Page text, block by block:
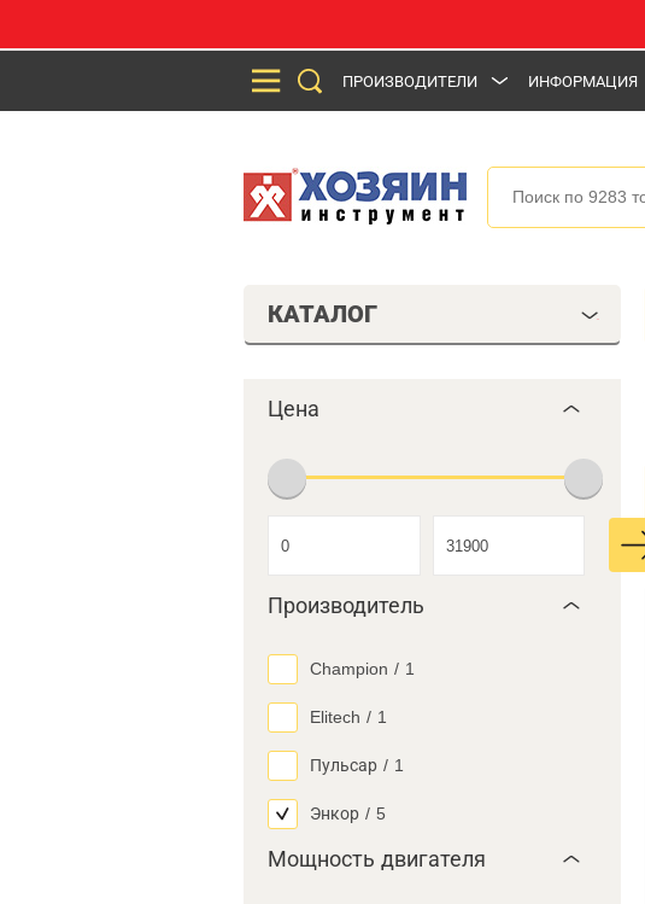
ПРОИЗВОДИТЕЛИ ИНФОРМАЦИЯ
КАТАЛОГ
Цена
Производитель
Champion / 1
Elitech / 1
Пульсар / 1
Энкор / 5
Мощность двигателя